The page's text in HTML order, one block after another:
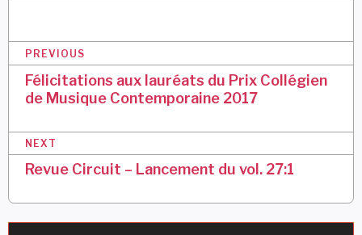
N
i
g
t
PREVIOUS
Félicitations aux lauréats du Prix Collégien
de Musique Contemporaine 2017
NEXT
Revue Circuit – Lancement du vol. 27:1